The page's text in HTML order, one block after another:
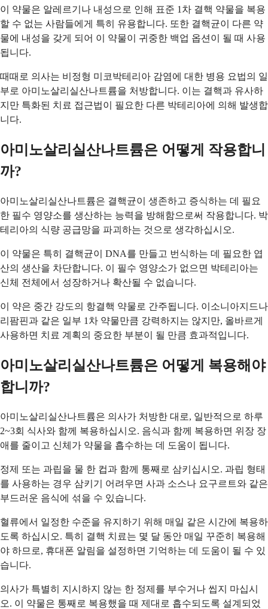
이 약물은 알레르기나 내성으로 인해 표준 1차 결핵 약물을 복용
할 수 없는 사람들에게 특히 유용합니다. 또한 결핵균이 다른 약
물에 내성을 갖게 되어 이 약물이 귀중한 백업 옵션이 될 때 사용
됩니다.
때때로 의사는 비정형 미코박테리아 감염에 대한 병용 요법의 일
부로 아미노살리실산나트륨을 처방합니다. 이는 결핵과 유사하
지만 특화된 치료 접근법이 필요한 다른 박테리아에 의해 발생합
니다.
아미노살리실산나트륨은 어떻게 작용합니
까?
아미노살리실산나트륨은 결핵균이 생존하고 증식하는 데 필요
한 필수 영양소를 생산하는 능력을 방해함으로써 작용합니다. 박
테리아의 식량 공급망을 파괴하는 것으로 생각하십시오.
이 약물은 특히 결핵균이 DNA를 만들고 번식하는 데 필요한 엽
산의 생산을 차단합니다. 이 필수 영양소가 없으면 박테리아는
신체 전체에서 성장하거나 확산될 수 없습니다.
이 약은 중간 강도의 항결핵 약물로 간주됩니다. 이소니아지드나
리팜핀과 같은 일부 1차 약물만큼 강력하지는 않지만, 올바르게
사용하면 치료 계획의 중요한 부분이 될 만큼 효과적입니다.
아미노살리실산나트륨은 어떻게 복용해야
합니까?
아미노살리실산나트륨은 의사가 처방한 대로, 일반적으로 하루
2~3회 식사와 함께 복용하십시오. 음식과 함께 복용하면 위장 장
애를 줄이고 신체가 약물을 흡수하는 데 도움이 됩니다.
정제 또는 과립을 물 한 컵과 함께 통째로 삼키십시오. 과립 형태
를 사용하는 경우 삼키기 어려우면 사과 소스나 요구르트와 같은
부드러운 음식에 섞을 수 있습니다.
혈류에서 일정한 수준을 유지하기 위해 매일 같은 시간에 복용하
도록 하십시오. 특히 결핵 치료는 몇 달 동안 매일 꾸준히 복용해
야 하므로, 휴대폰 알림을 설정하면 기억하는 데 도움이 될 수 있
습니다.
의사가 특별히 지시하지 않는 한 정제를 부수거나 씹지 마십시
오. 이 약물은 통째로 복용했을 때 제대로 흡수되도록 설계되었